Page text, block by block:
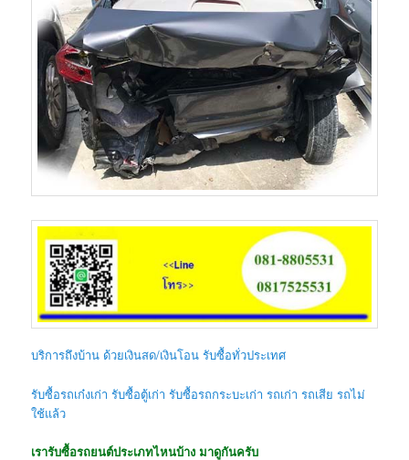
บริการถึงบ้าน ด้วยเงินสด/เงินโอน รับซื้อทั่วประเทศ
รับซื้อรถเก๋งเก่า รับซื้อตู้เก่า รับซื้อรถกระบะเก่า รถเก่า รถเสีย รถไม่
ใช้แล้ว
เรารับซื้อรถยนต์ประเภทไหนบ้าง มาดูกันครับ